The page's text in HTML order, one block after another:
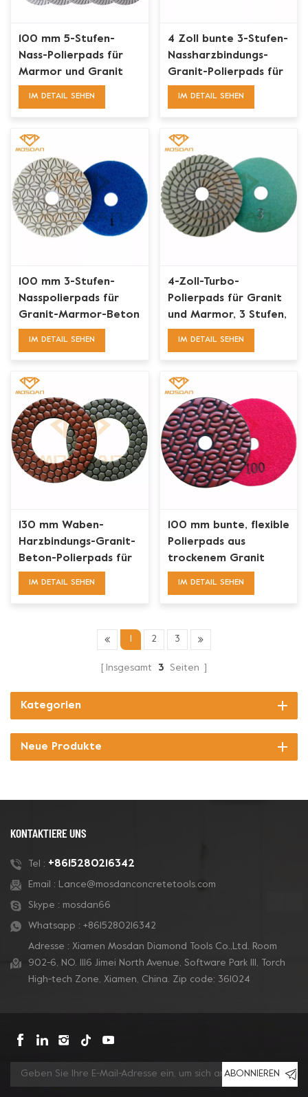
100 mm 5-Stufen-
Nass-Polierpads für
Marmor und Granit
für Winkelschleifer
IM DETAIL SEHEN
4 Zoll bunte 3-Stufen-
Nassharzbindungs-
Granit-Polierpads für
Handschleifer
IM DETAIL SEHEN
100 mm 3-Stufen-
Nasspolierpads für
Granit-Marmor-Beton
IM DETAIL SEHEN
4-Zoll-Turbo-
Polierpads für Granit
und Marmor, 3 Stufen,
Nassanwendung,
IM DETAIL SEHEN
130 mm Waben-
Harzbindungs-Granit-
Beton-Polierpads für
Festool
IM DETAIL SEHEN
100 mm bunte, flexible
Polierpads aus
trockenem Granit
IM DETAIL SEHEN
2 3
Insgesamt 3 Seiten
Kategorien
Neue Produkte
KONTAKTIERE UNS
Tel : +8615280216342
Email : Lance@mosdanconcretetools.com
Skype : mosdan66
Whatsapp : +8615280216342
Adresse : Xiamen Mosdan Diamond Tools Co.,Ltd. Room
902-6, NO. 1116 Jimei North Avenue, Software Park Ill, Torch
High-tech Zone, Xiamen, China. Zip code: 361024
ABONNIEREN